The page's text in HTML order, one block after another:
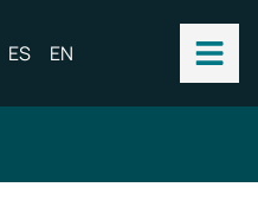
ES EN